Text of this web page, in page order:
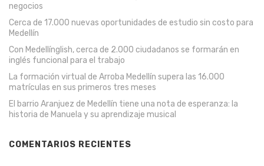
negocios
Cerca de 17.000 nuevas oportunidades de estudio sin costo para
Medellín
Con Medellínglish, cerca de 2.000 ciudadanos se formarán en
inglés funcional para el trabajo
La formación virtual de Arroba Medellín supera las 16.000
matrículas en sus primeros tres meses
El barrio Aranjuez de Medellín tiene una nota de esperanza: la
historia de Manuela y su aprendizaje musical
COMENTARIOS RECIENTES